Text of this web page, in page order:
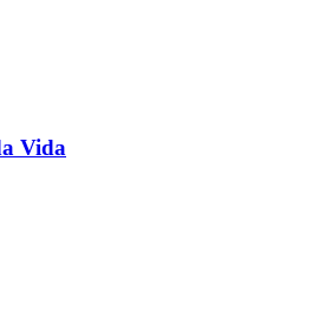
Vida